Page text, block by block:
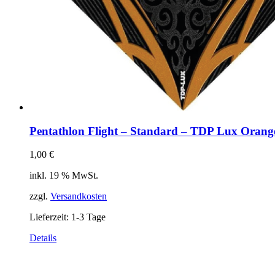
Pentathlon Flight – Standard – TDP Lux
1,00 €
inkl. 19 % MwSt.
zzgl. Versandkosten
Lieferzeit: 1-3 Tage
Details